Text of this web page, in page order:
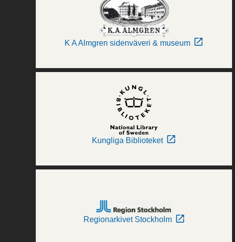
K A Almgren sidenväveri & museum
Kungliga Biblioteket
Regionarkivet Stockholm